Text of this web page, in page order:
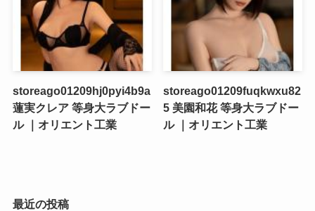
storeago01209hj0pyi4b9a
蓮実クレア 等身大ラブドー
ル ｜オリエント工業
storeago01209fuqkwxu82
5 美園和花 等身大ラブドー
ル ｜オリエント工業
最近の投稿